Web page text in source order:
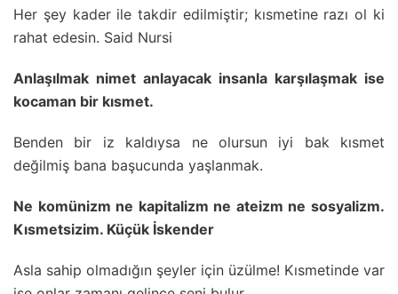
Her şey kader ile takdir edilmiştir; kısmetine razı ol ki
rahat edesin. Said Nursi
Anlaşılmak nimet anlayacak insanla karşılaşmak ise
kocaman bir kısmet.
Benden bir iz kaldıysa ne olursun iyi bak kısmet
değilmiş bana başucunda yaşlanmak.
Ne komünizm ne kapitalizm ne ateizm ne sosyalizm.
Kısmetsizim. Küçük İskender
Asla sahip olmadığın şeyler için üzülme! Kısmetinde var